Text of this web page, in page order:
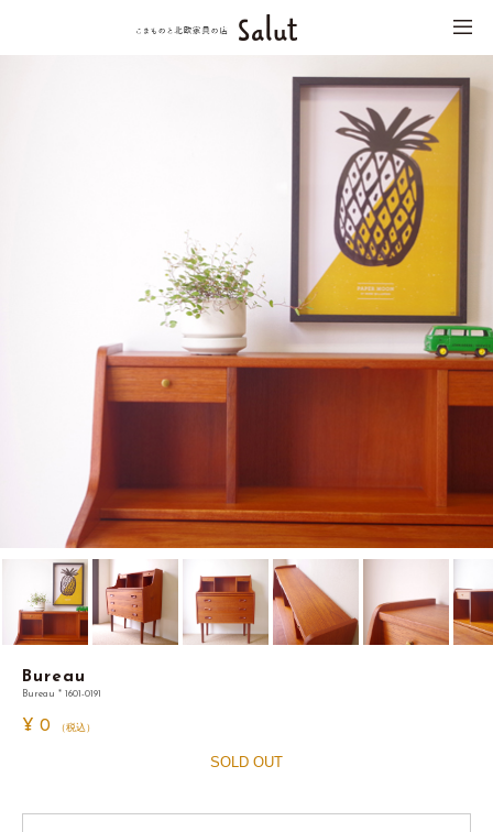
Bureau
Bureau * 1601-0191
¥ 0 （税込）
SOLD OUT